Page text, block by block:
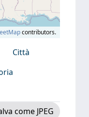
contributors.
Città
come JPEG